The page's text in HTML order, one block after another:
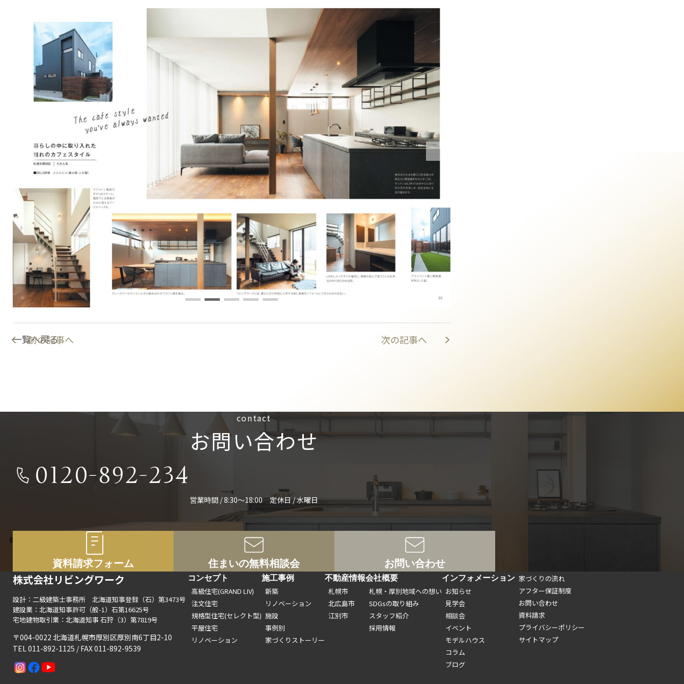
前の記事へ 次の記事へ
一覧へ戻る
contact
お問い合わせ
0120-892-234
営業時間 / 8:30～18:00 定休日 / 水曜日
資料請求フォーム 住まいの無料相談会 お問い合わせ
コンセプト
高級住宅(GRAND LIV)
注文住宅
規格型住宅(セレクト型)
平屋住宅
リノベーション
施工事例
新築
リノベーション
施設
事例別
家づくりストーリー
不動産情報
札幌市
北広島市
江別市
会社概要
札幌・厚別地域への想い
SDGsの取り組み
スタッフ紹介
採用情報
インフォメーション
お知らせ
見学会
相談会
イベント
モデルハウス
コラム
ブログ
家づくりの流れ
アフター保証制度
お問い合わせ
資料請求
プライバシーポリシー
サイトマップ
株式会社リビングワーク
設計：二級建築士事務所 北海道知事登録（石）第3473号
建設業：北海道知事許可（般-1）石第16625号
宅地建物取引業：北海道知事 石狩（3）第7819号
〒004-0022 北海道札幌市厚別区厚別南6丁目2-10
TEL 011-892-1125 / FAX 011-892-9539